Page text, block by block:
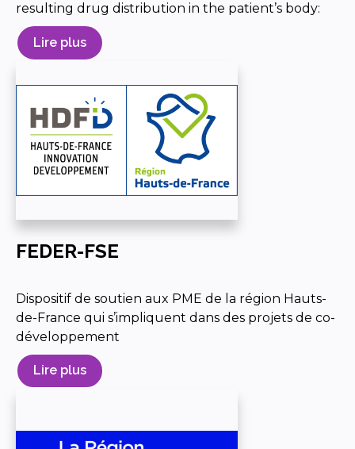
resulting drug distribution in the patient’s body:
Lire plus
FEDER-FSE
Dispositif de soutien aux PME de la région Hauts-
de-France qui s’impliquent dans des projets de co-
développement
Lire plus